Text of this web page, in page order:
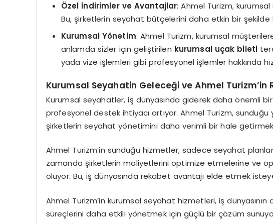
Özel İndirimler ve Avantajlar: Ahmel Turizm,
Bu, şirketlerin seyahat bütçelerini daha etkin bir şekilde
Kurumsal Yönetim: Ahmel Turizm, kurumsal
anlamda sizler için geliştirilen kurumsal uçak bileti
yada vize işlemleri gibi profesyonel işlemler hakkında
Kurumsal Seyahatin Geleceği ve Ahmel Turizm’in
Kurumsal seyahatler, iş dünyasında giderek daha önemli
profesyonel destek ihtiyacı artıyor. Ahmel Turizm,
şirketlerin seyahat yönetimini daha verimli bir hale
Ahmel Turizm’in sunduğu hizmetler, sadece seyahat
zamanda şirketlerin maliyetlerini optimize etmelerine ve
oluyor. Bu, iş dünyasında rekabet avantajı elde etmek
Ahmel Turizm’in kurumsal seyahat hizmetleri, iş
süreçlerini daha etkili yönetmek için güçlü bir çözüm